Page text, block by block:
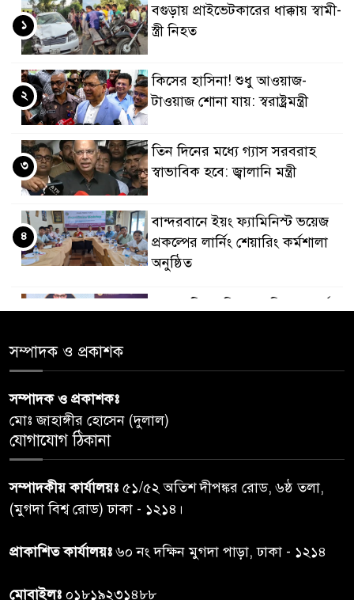
বগুড়ায় প্রাইভেটকারের ধাক্কায় স্বামী-
স্ত্রী নিহত
১
কিসের হাসিনা! শুধু আওয়াজ-
টাওয়াজ শোনা যায়: স্বরাষ্ট্রমন্ত্রী
২
তিন দিনের মধ্যে গ্যাস সরবরাহ
স্বাভাবিক হবে: জ্বালানি মন্ত্রী
৩
বান্দরবানে ইয়ং ফ্যামিনিস্ট ভয়েজ
প্রকল্পের লার্নিং শেয়ারিং কর্মশালা
অনুষ্ঠিত
৪
পেশ
৬
তদন্ত শেষ পর্যায়ে, দ্রুত চার্জশিট
৭
রাতের মধ্যে ঢাকাসহ ১০ অঞ্চলে
ঝড়বৃষ্টির পূর্বাভাস
৮
সম্পাদক ও প্রকাশক
সম্পাদক ও প্রকাশকঃ
মোঃ জাহাঙ্গীর হোসেন (দুলাল)
যোগাযোগ ঠিকানা
সম্পাদকীয় কার্যালয়ঃ ৫১/৫২ অতিশ দীপঙ্কর রোড, ৬ষ্ঠ তলা,
(মুগদা বিশ্ব রোড) ঢাকা - ১২১৪।
প্রাকাশিত কার্যালয়ঃ৬০ নং দক্ষিন মুগদা পাড়া, ঢাকা - ১২১৪
মোবাইলঃ ০১৮১৯২৩১৪৮৮